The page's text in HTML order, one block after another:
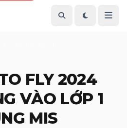
FLY 2024
VÀO LỚP 1
MIS